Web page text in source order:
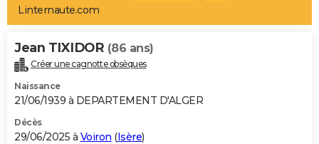
Art de vivre
Bien-être
Loisirs
Mode
Modes de vie
Alimentation
Guide de la santé
Maladies
Médicaments
Sommeil
VOYAGE
Destinations
City break
Voyage nature
Voyage de noces
Forum
Climat
+PHOTO
GUIDES D'ACHAT
BONS PLANS
Linternaute.com
Jean TIXIDOR (86 ans)
Créer une cagnotte obsèques
Naissance
21/06/1939 à DEPARTEMENT D'ALGER
Décès
29/06/2025 à Voiron (Isère)